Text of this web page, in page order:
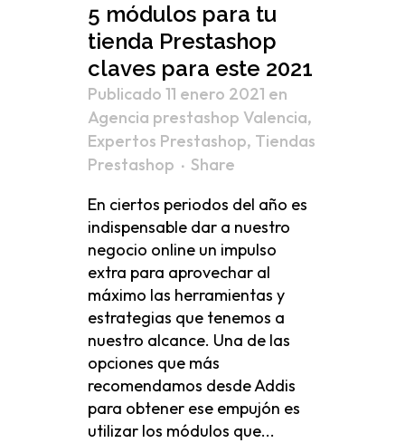
5 módulos para tu
tienda Prestashop
claves para este 2021
Publicado 11 enero 2021 en
Agencia prestashop Valencia,
Expertos Prestashop, Tiendas
Prestashop
Share
En ciertos periodos del año es
indispensable dar a nuestro
negocio online un impulso
extra para aprovechar al
máximo las herramientas y
estrategias que tenemos a
nuestro alcance. Una de las
opciones que más
recomendamos desde Addis
para obtener ese empujón es
utilizar los módulos que...